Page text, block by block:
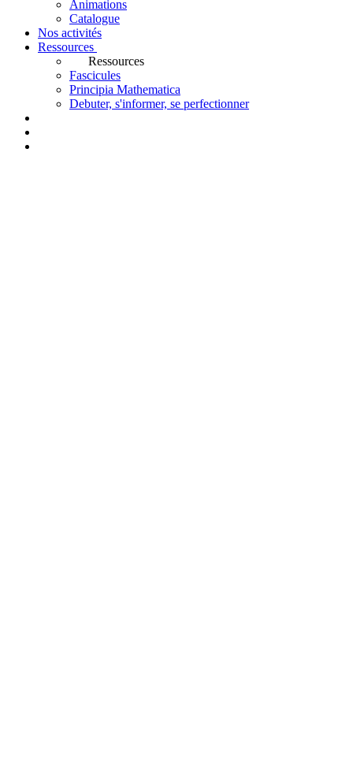
Animations
Catalogue
Nos activités
Ressources
Ressources
Fascicules
Principia Mathematica
Debuter, s'informer, se perfectionner